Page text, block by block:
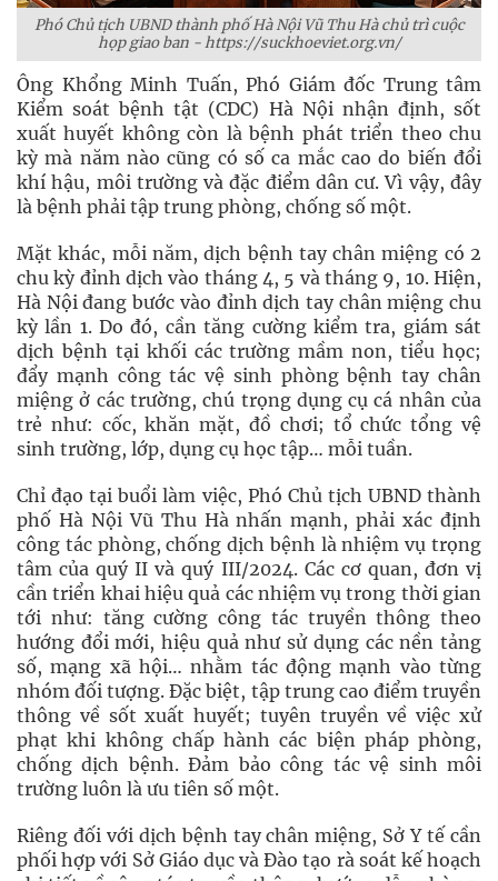
Phó Chủ tịch UBND thành phố Hà Nội Vũ Thu Hà chủ trì cuộc
họp giao ban - https://suckhoeviet.org.vn/
Ông Khổng Minh Tuấn, Phó Giám đốc Trung tâm
Kiểm soát bệnh tật (CDC) Hà Nội nhận định, sốt
xuất huyết không còn là bệnh phát triển theo chu
kỳ mà năm nào cũng có số ca mắc cao do biến đổi
khí hậu, môi trường và đặc điểm dân cư. Vì vậy, đây
là bệnh phải tập trung phòng, chống số một.
Mặt khác, mỗi năm, dịch bệnh tay chân miệng có 2
chu kỳ đỉnh dịch vào tháng 4, 5 và tháng 9, 10. Hiện,
Hà Nội đang bước vào đỉnh dịch tay chân miệng chu
kỳ lần 1. Do đó, cần tăng cường kiểm tra, giám sát
dịch bệnh tại khối các trường mầm non, tiểu học;
đẩy mạnh công tác vệ sinh phòng bệnh tay chân
miệng ở các trường, chú trọng dụng cụ cá nhân của
trẻ như: cốc, khăn mặt, đồ chơi; tổ chức tổng vệ
sinh trường, lớp, dụng cụ học tập… mỗi tuần.
Chỉ đạo tại buổi làm việc, Phó Chủ tịch UBND thành
phố Hà Nội Vũ Thu Hà nhấn mạnh, phải xác định
công tác phòng, chống dịch bệnh là nhiệm vụ trọng
tâm của quý II và quý III/2024. Các cơ quan, đơn vị
cần triển khai hiệu quả các nhiệm vụ trong thời gian
tới như: tăng cường công tác truyền thông theo
hướng đổi mới, hiệu quả như sử dụng các nền tảng
số, mạng xã hội… nhằm tác động mạnh vào từng
nhóm đối tượng. Đặc biệt, tập trung cao điểm truyền
thông về sốt xuất huyết; tuyên truyền về việc xử
phạt khi không chấp hành các biện pháp phòng,
chống dịch bệnh. Đảm bảo công tác vệ sinh môi
trường luôn là ưu tiên số một.
Riêng đối với dịch bệnh tay chân miệng, Sở Y tế cần
phối hợp với Sở Giáo dục và Đào tạo rà soát kế hoạch